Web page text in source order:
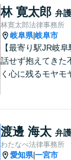
林 寛太郎 弁
林寛太郎法律事務所
岐阜県|岐阜市
【最寄り駅JR岐
話せず抱えてきた
く心に残るモヤモ
いながら、これか
一緒に見つけてい
【丁寧なヒアリン
密着型の法律事務
渡邊 海太 弁
わたなべ法律事務所
愛知県|一宮市